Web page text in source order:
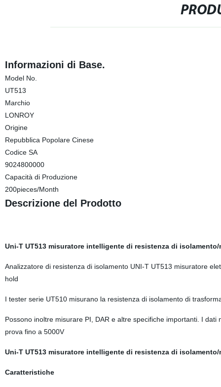
Informazioni di Base.
Model No.
UT513
Marchio
LONROY
Origine
Repubblica Popolare Cinese
Codice SA
9024800000
Capacità di Produzione
200pieces/Month
Descrizione del Prodotto
Uni-T UT513 misuratore intelligente di resistenza di
Analizzatore di resistenza di isolamento UNI-T UT513 misuratore
hold
I tester serie UT510 misurano la resistenza di isolamento di
Possono inoltre misurare PI, DAR e altre specifiche importanti. I
prova fino a 5000V
Uni-T UT513 misuratore intelligente di resistenza di
Caratteristiche